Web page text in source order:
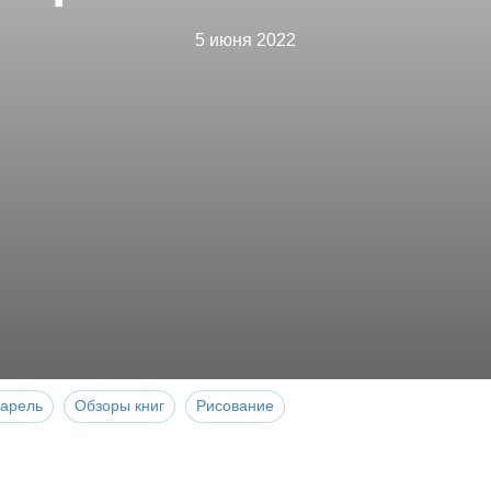
5 июня 2022
Обзоры книг Рисование